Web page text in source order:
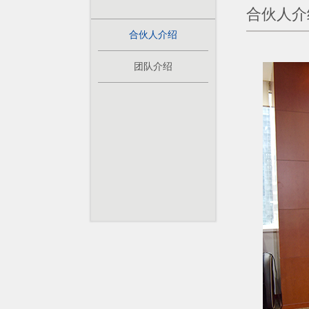
合伙人介绍
团队介绍
合伙人